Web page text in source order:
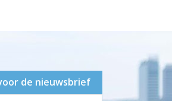
de nieuwsbrief